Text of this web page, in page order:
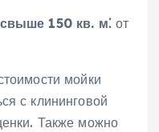
150 кв. м⁚от
мойки
с клининговой
Также можно